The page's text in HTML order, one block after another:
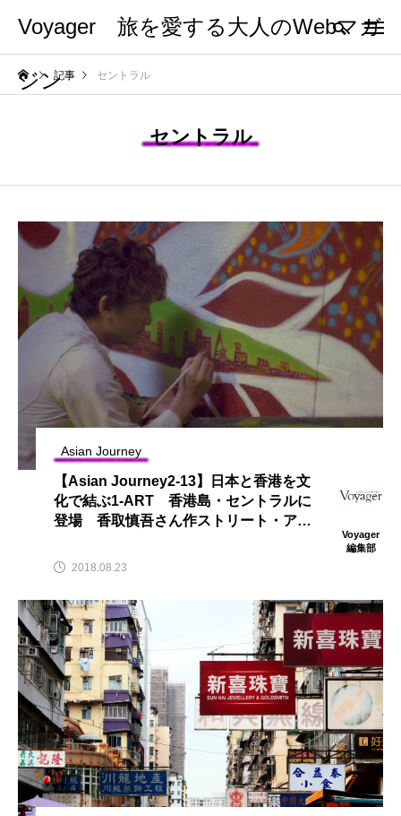
Voyager 旅を愛する大人のWebマガ
ジン記事 セントラル
セントラル
Asian Journey
【Asian Journey2-13】日本と香港を文
化で結ぶ1-ART 香港島・セントラルに
登場 香取慎吾さん作ストリート・アー
Voyager
編集部
2018.08.23